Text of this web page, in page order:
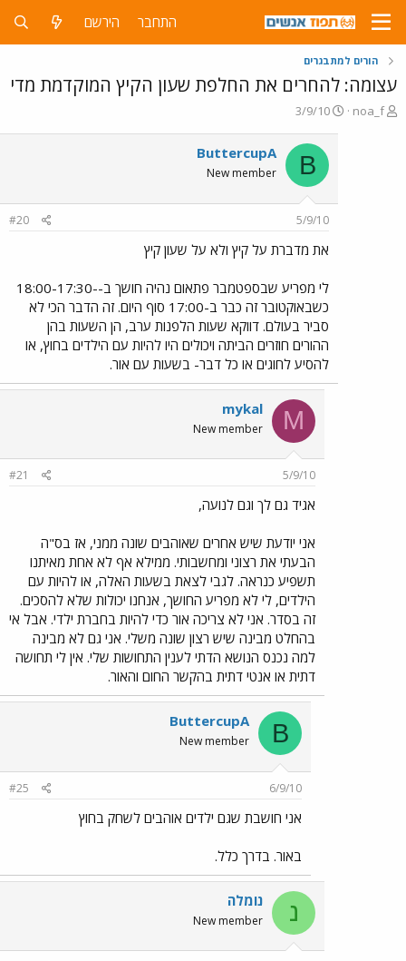
התחבר הירשם
הורים למתבגרים
עצומה: להחרים את החלפת שעון הקיץ המוקדמת מדי
פnoa_f
פ
ס
ם
ת
א
3/9/10
B
ButtercupA
New member
5/9/10
#20
את מדברת על קיץ ולא על שעון קיץ
לי מפריע שבספטמבר פתאום נהיה חושך ב--18:00-17:30
כשבאוקטובר זה כבר ב-17:00 סוף היום. זה הדבר הכי לא
סביר בעולם. דווקא שעות הלפנות ערב, הן השעות בהן
ההורים חוזרים הביתה ויכולים היו להיות עם הילדים בחוץ, או
להסיע לחוגים או כל דבר- בשעות עם אור.
M
mykal
New member
5/9/10
#21
אגיד גם לך וגם לנועה,
אני יודעת שיש אחרים שאוהבים שונה ממני, אז בס"ה
הבעתי את רצוני ומחשבותי. ממילא אף לא אחת מאיתנו
תשפיע כנראה. לגבי לצאת בשעות האלה, או להיות עם
הילדים, לי לא מפריע החושך, אנחנו יכולות שלא להסכים.
זה בסדר. אני לא צריכה אור כדי להיות בחברת ילדי. אבל אי
בהחלט מבינה שיש רצון שונה משלי. אני גם לא מבינה
למה נכנס הנושא הדתי לענין התחושות שלי. אין לי תחושה
דתית או אנטי דתית בהקשר החום והאור.
B
ButtercupA
New member
6/9/10
#25
אני חושבת שגם ילדים אוהבים לשחק בחוץ
באור. בדרך כלל.
נ נומלה
New member